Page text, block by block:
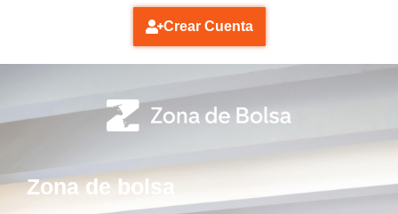
Crear Cuenta
Zona de bolsa